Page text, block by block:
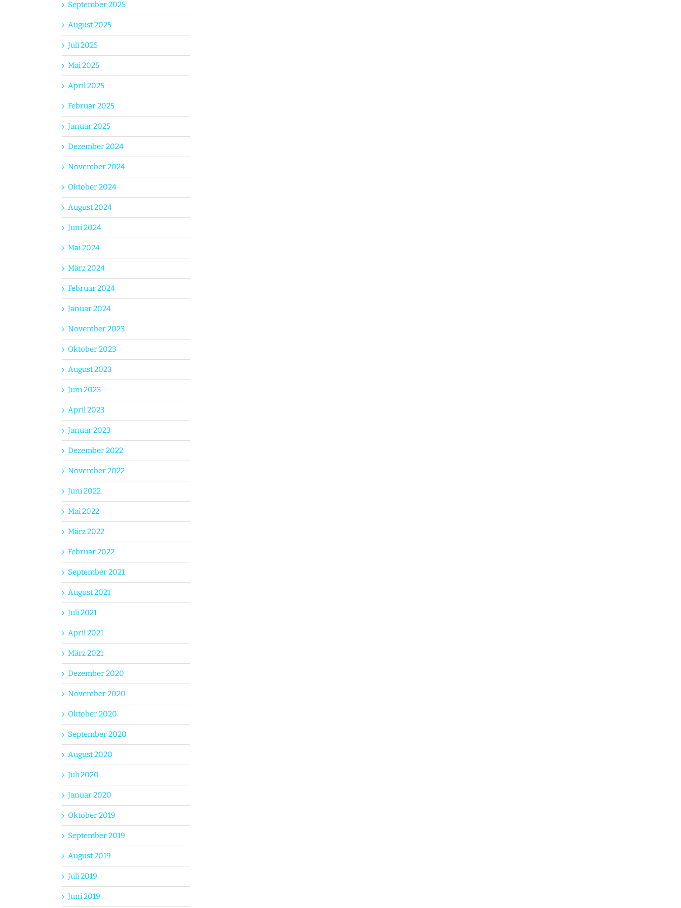
September 2025
August 2025
Juli 2025
Mai 2025
April 2025
Februar 2025
Januar 2025
Dezember 2024
November 2024
Oktober 2024
August 2024
Juni 2024
Mai 2024
März 2024
Februar 2024
Januar 2024
November 2023
Oktober 2023
August 2023
Juni 2023
April 2023
Januar 2023
Dezember 2022
November 2022
Juni 2022
Mai 2022
März 2022
Februar 2022
September 2021
August 2021
Juli 2021
April 2021
März 2021
Dezember 2020
November 2020
Oktober 2020
September 2020
August 2020
Juli 2020
Januar 2020
Oktober 2019
September 2019
August 2019
Juli 2019
Juni 2019